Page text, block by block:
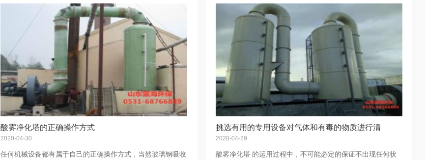
酸雾净化塔的正确操作方式
2020-04-30
任何机械设备都有属于自己的正确操作方式，当然玻璃钢吸收
挑选有用的专用设备对气体和有毒的物质进行清
2020-04-29
酸雾净化塔 的运用过程中，不可能必定的保证不出现任何状